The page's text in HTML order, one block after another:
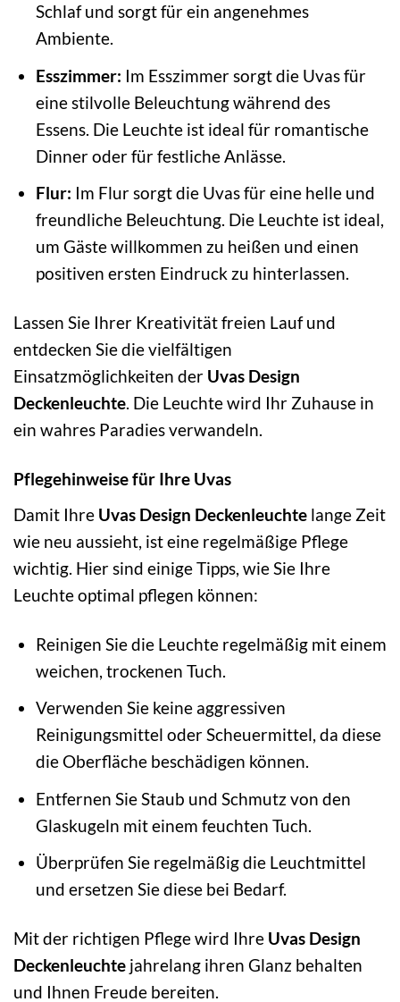
Schlaf und sorgt für ein angenehmes
Ambiente.
Esszimmer: Im Esszimmer sorgt die Uvas für
eine stilvolle Beleuchtung während des
Essens. Die Leuchte ist ideal für romantische
Dinner oder für festliche Anlässe.
Flur: Im Flur sorgt die Uvas für eine helle und
freundliche Beleuchtung. Die Leuchte ist ideal,
um Gäste willkommen zu heißen und einen
positiven ersten Eindruck zu hinterlassen.
Lassen Sie Ihrer Kreativität freien Lauf und
entdecken Sie die vielfältigen
Einsatzmöglichkeiten der Uvas Design
Deckenleuchte. Die Leuchte wird Ihr Zuhause in
ein wahres Paradies verwandeln.
Pflegehinweise für Ihre Uvas
Damit Ihre Uvas Design Deckenleuchte lange Zeit
wie neu aussieht, ist eine regelmäßige Pflege
wichtig. Hier sind einige Tipps, wie Sie Ihre
Leuchte optimal pflegen können:
Reinigen Sie die Leuchte regelmäßig mit einem
weichen, trockenen Tuch.
Verwenden Sie keine aggressiven
Reinigungsmittel oder Scheuermittel, da diese
die Oberfläche beschädigen können.
Entfernen Sie Staub und Schmutz von den
Glaskugeln mit einem feuchten Tuch.
Überprüfen Sie regelmäßig die Leuchtmittel
und ersetzen Sie diese bei Bedarf.
Mit der richtigen Pflege wird Ihre Uvas Design
Deckenleuchte jahrelang ihren Glanz behalten
und Ihnen Freude bereiten.